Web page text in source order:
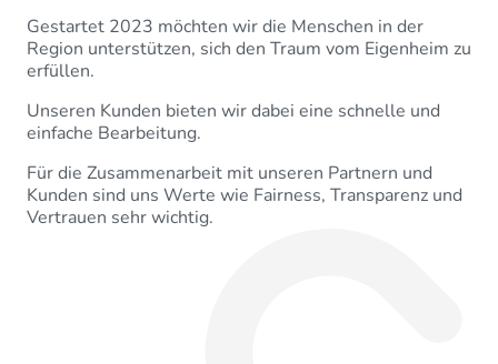
Gestartet 2023 möchten wir die Menschen in der
Region unterstützen, sich den Traum vom Eigenheim zu
erfüllen.
Unseren Kunden bieten wir dabei eine schnelle und
einfache Bearbeitung.
Für die Zusammenarbeit mit unseren Partnern und
Kunden sind uns Werte wie Fairness, Transparenz und
Vertrauen sehr wichtig.